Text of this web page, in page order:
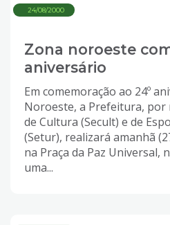
24/08/2000
Zona noroeste
aniversário
Em comemoração ao 24º
Noroeste, a Prefeitura, por
de Cultura (Secult) e de
(Setur), realizará amanhã
na Praça da Paz Universal,
uma...